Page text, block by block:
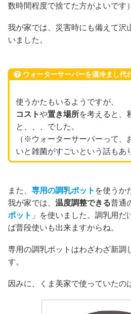
数時間程度で捨てた方がよいです）
我が家では、災害時にも備えて沢
いました。
ウォーターサーバーを湯冷まし代
使うかたもいるようですが、
コストや置き場所を考えると、
と、、、でした。
（※ウォーターサーバーって、
いと雑菌がすごいという話もあ
また、 専用の調乳ポット を使うか
我が家では、 温度調整できる普通
ポット 」を使いました。調乳用
ば普段使いも出来ますからね。
専用の調乳ポットはわざわざ新調
す。
因みに、くま美家で使っていたの